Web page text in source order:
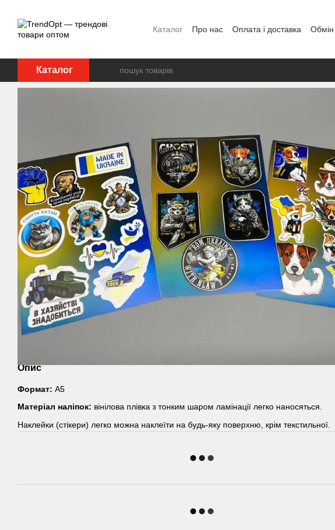
Каталог Про нас Оплата і доставка
Каталог
Опис
Формат: А5
Матеріал наліпок: вінілова плівка з тонким шаром ламінації легко наносяться.
Наклейки (стікери) легко можна наклеїти на будь-яку поверхню, крім текстильної.